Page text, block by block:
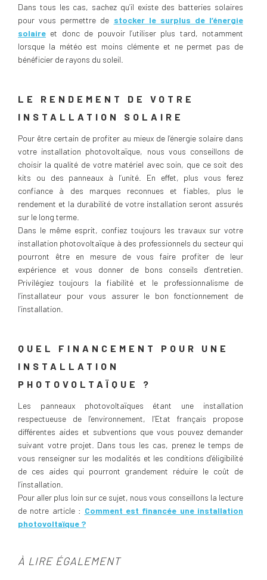
Dans tous les cas, sachez qu’il existe des batteries solaires
pour vous permettre de stocker le surplus de l’énergie
solaire et donc de pouvoir l’utiliser plus tard, notamment
lorsque la météo est moins clémente et ne permet pas de
bénéficier de rayons du soleil.
LE RENDEMENT DE VOTRE
INSTALLATION SOLAIRE
Pour être certain de profiter au mieux de l’énergie solaire dans
votre installation photovoltaïque, nous vous conseillons de
choisir la qualité de votre matériel avec soin, que ce soit des
kits ou des panneaux à l’unité. En effet, plus vous ferez
confiance à des marques reconnues et fiables, plus le
rendement et la durabilité de votre installation seront assurés
sur le long terme.
Dans le même esprit, confiez toujours les travaux sur votre
installation photovoltaïque à des professionnels du secteur qui
pourront être en mesure de vous faire profiter de leur
expérience et vous donner de bons conseils d’entretien.
Privilégiez toujours la fiabilité et le professionnalisme de
l’installateur pour vous assurer le bon fonctionnement de
l’installation.
QUEL FINANCEMENT POUR UNE
INSTALLATION
PHOTOVOLTAÏQUE ?
Les panneaux photovoltaïques étant une installation
respectueuse de l’environnement, l’Etat français propose
différentes aides et subventions que vous pouvez demander
suivant votre projet. Dans tous les cas, prenez le temps de
vous renseigner sur les modalités et les conditions d’éligibilité
de ces aides qui pourront grandement réduire le coût de
l’installation.
Pour aller plus loin sur ce sujet, nous vous conseillons la lecture
de notre article : Comment est financée une installation
photovoltaïque ?
À LIRE ÉGALEMENT